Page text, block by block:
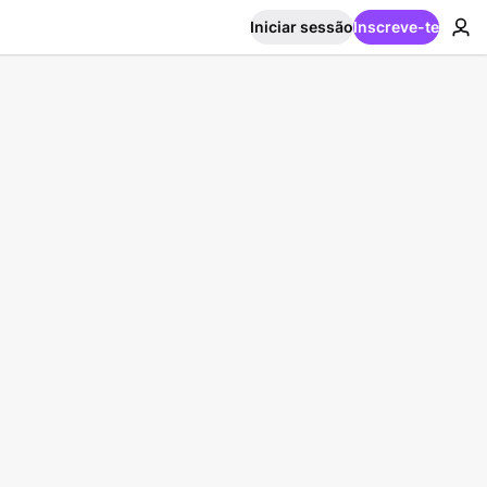
Iniciar sessãoInscreve-te